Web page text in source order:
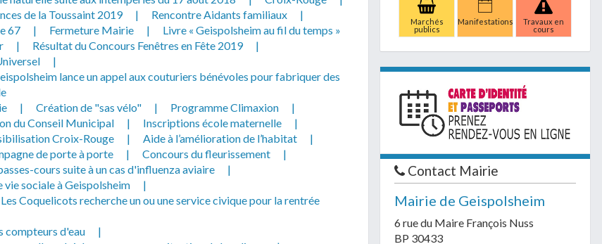
de la Toussaint 2019
| Rencontre Aidants familiaux
|
67
| Fermeture Mairie |
Livre « Geispolsheim au fil du temps »
| Résultat du Concours Fenêtres en Fête 2019
|
|
lance un appel aux couturiers bénévoles pour fabriquer des
| Création de "sas vélo" | Programme Climaxion
|
du Conseil Municipal
| Inscriptions école maternelle
|
Croix-Rouge
| Aide à l’amélioration de l’habitat
|
de porte à porte
| Concours du fleurissement
|
cours suite à un cas d'influenza aviaire
|
vie sociale à Geispolsheim
|
Coquelicots recherche un ou une service civique pour la rentrée
compteurs d'eau
|
Marchés
publics
Manifestations
Travaux en
cours
Contact Mairie
Mairie de Geispolsheim
6 rue du Maire François Nuss
BP 30433
données personnelles
Mairie de Geispolsheim.